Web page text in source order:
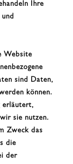
Ihre
Website
sind Daten,
können.
erläutert,
sie nutzen.
Zweck das
die
der